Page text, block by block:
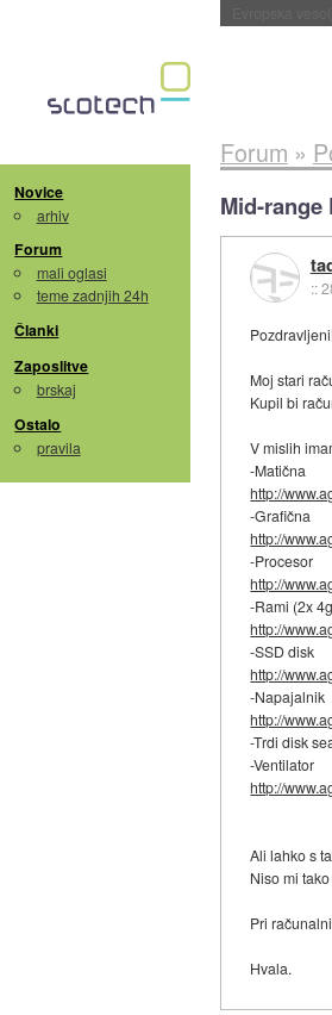
Novice
arhiv
Forum
mali oglasi
teme zadnjih 24h
Članki
Zaposlitve
brskaj
Ostalo
pravila
Forum »
Mid-range
::
Moj stari
Kupil bi
V mislih
-Matična
http://
-Grafična
http://
-Procesor
http://
-Rami (2x
http://
-SSD disk
http://
-Napajalnik
http://
-Trdi disk
-Ventilator
http://
Ali lahko s
Niso mi
Pri
Hvala.